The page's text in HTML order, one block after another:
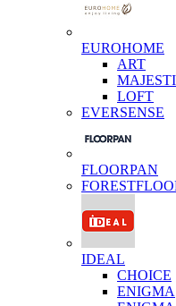
EUROHOME
ART
LOFT
EVERSENSE
FLOORPAN
IDEAL
CHOICE
ENIGMA